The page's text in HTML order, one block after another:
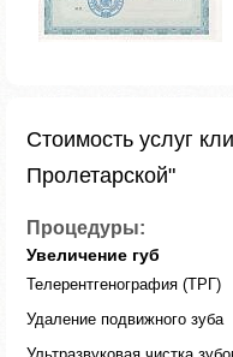
Стоимость услуг
Пролетарской"
Процедуры:
Увеличение губ
Телерентгенография (ТРГ)
Удаление подвижного зуба